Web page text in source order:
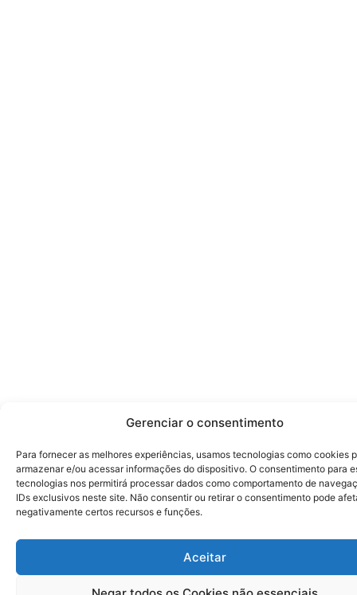
Gerenciar o consentimento
Para fornecer as melhores experiências, usamos tecnologias como cookies
armazenar e/ou acessar informações do dispositivo. O consentimento para
tecnologias nos permitirá processar dados como comportamento de
IDs exclusivos neste site. Não consentir ou retirar o consentimento pode
negativamente certos recursos e funções.
Aceitar